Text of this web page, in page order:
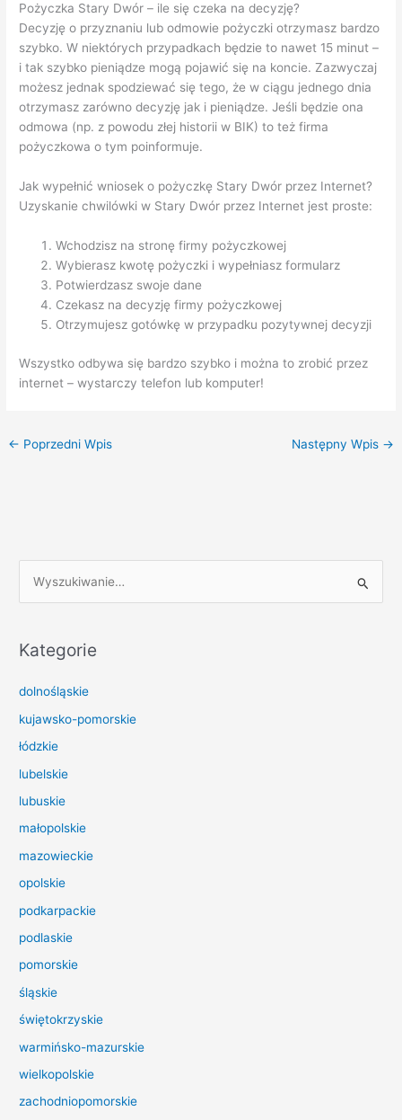
Pożyczka Stary Dwór – ile się czeka na decyzję?
Decyzję o przyznaniu lub odmowie pożyczki otrzymasz bardzo
szybko. W niektórych przypadkach będzie to nawet 15 minut –
i tak szybko pieniądze mogą pojawić się na koncie. Zazwyczaj
możesz jednak spodziewać się tego, że w ciągu jednego dnia
otrzymasz zarówno decyzję jak i pieniądze. Jeśli będzie ona
odmowa (np. z powodu złej historii w BIK) to też firma
pożyczkowa o tym poinformuje.
Jak wypełnić wniosek o pożyczkę Stary Dwór przez Internet?
Uzyskanie chwilówki w Stary Dwór przez Internet jest proste:
Wchodzisz na stronę firmy pożyczkowej
Wybierasz kwotę pożyczki i wypełniasz formularz
Potwierdzasz swoje dane
Czekasz na decyzję firmy pożyczkowej
Otrzymujesz gotówkę w przypadku pozytywnej decyzji
Wszystko odbywa się bardzo szybko i można to zrobić przez
internet – wystarczy telefon lub komputer!
← Poprzedni Wpis Następny Wpis →
k
j
d
l
Kategorie
dolnośląskie
kujawsko-pomorskie
łódzkie
lubelskie
lubuskie
małopolskie
mazowieckie
opolskie
podkarpackie
podlaskie
pomorskie
śląskie
świętokrzyskie
warmińsko-mazurskie
wielkopolskie
zachodniopomorskie